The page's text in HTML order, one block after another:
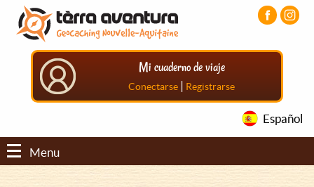
Pasar
contenido
principal
Pasar
menú
principal
Pasar
principal
Mi cuaderno de viaje
Conectarse | Registrarse
Español
Menu